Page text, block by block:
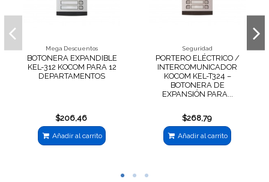
Mega Descuentos
BOTONERA EXPANDIBLE
KEL-312 KOCOM PARA 12
DEPARTAMENTOS
$206,46
Añadir al carrito
Seguridad
PORTERO ELÉCTRICO /
INTERCOMUNICADOR
KOCOM KEL-T324 –
BOTONERA DE
EXPANSIÓN PARA...
$268,79
Añadir al carrito